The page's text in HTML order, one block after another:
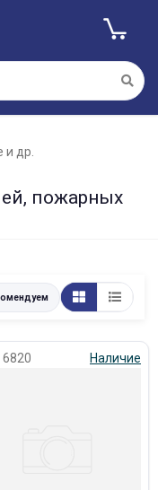
др.
пожарных
6820 Наличие